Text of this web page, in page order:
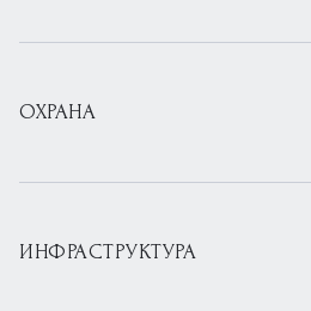
ОХРАНА
ИНФРАСТРУКТУРА